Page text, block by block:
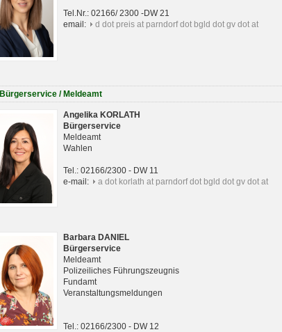
Tel.Nr.: 02166/ 2300 -DW 21
email:
d dot preis at parndorf dot bgld dot gv dot at
Bürgerservice / Meldeamt
Angelika KORLATH
Bürgerservice
Meldeamt
Wahlen
Tel.: 02166/2300 - DW 11
e-mail:
a dot korlath at parndorf dot bgld dot gv dot at
Barbara DANIEL
Bürgerservice
Meldeamt
Polizeiliches Führungszeugnis
Fundamt
Veranstaltungsmeldungen
Tel.: 02166/2300 - DW 12